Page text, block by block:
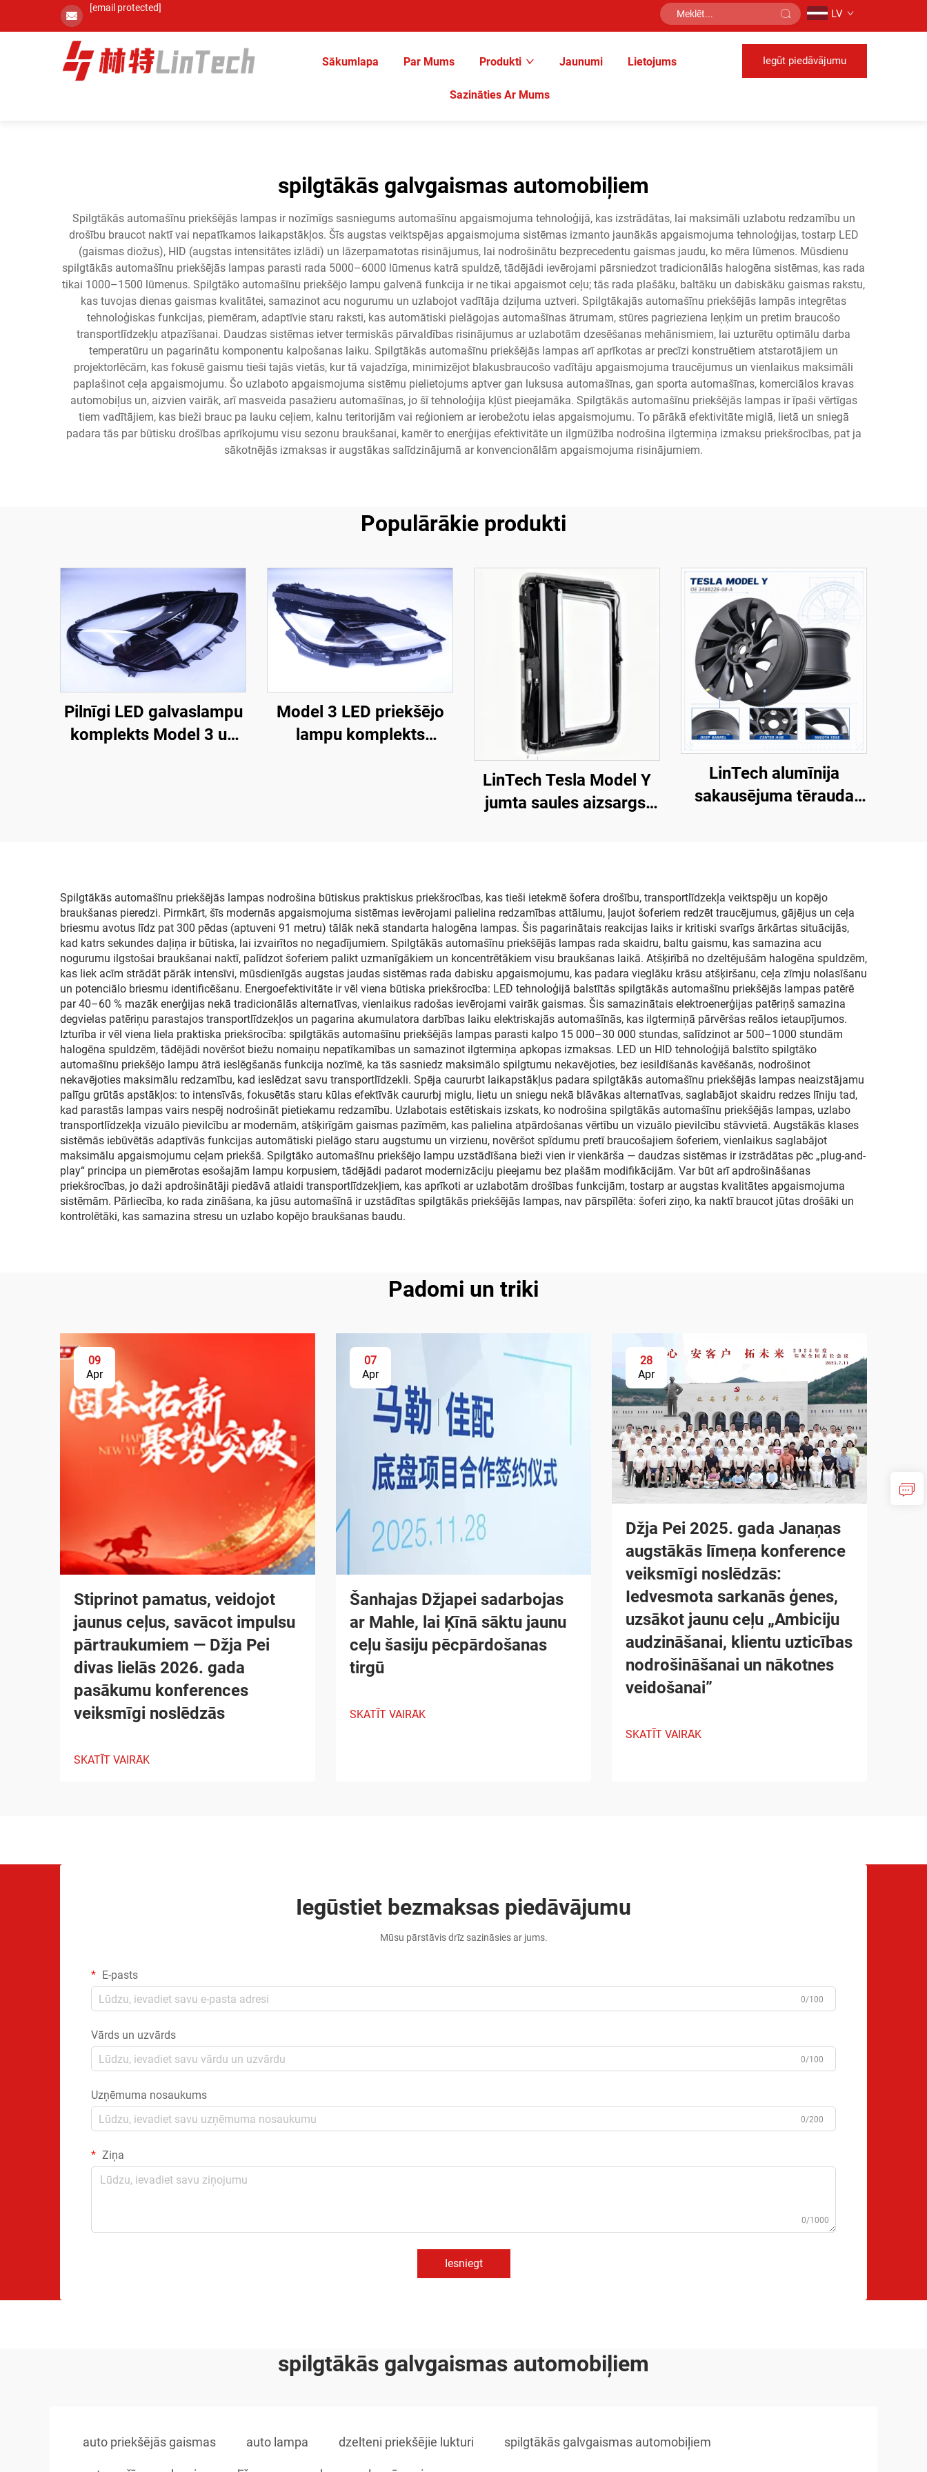
[email protected] LV
Sākumlapa Par Mums Produkti Jaunumi Lietojums
Sazināties Ar Mums
Iegūt piedāvājumu
spilgtākās galvgaismas automobiļiem
Spilgtākās automašīnu priekšējās lampas ir nozīmīgs sasniegums automašīnu apgaismojuma tehnoloģijā, kas izstrādātas, lai maksimāli uzlabotu redzamību un
drošību braucot naktī vai nepatīkamos laikapstākļos. Šīs augstas veiktspējas apgaismojuma sistēmas izmanto jaunākās apgaismojuma tehnoloģijas, tostarp LED
(gaismas diožus), HID (augstas intensitātes izlādi) un lāzerpamatotas risinājumus, lai nodrošinātu bezprecedentu gaismas jaudu, ko mēra lūmenos. Mūsdienu
spilgtākās automašīnu priekšējās lampas parasti rada 5000–6000 lūmenus katrā spuldzē, tādējādi ievērojami pārsniedzot tradicionālās halogēna sistēmas, kas rada
tikai 1000–1500 lūmenus. Spilgtāko automašīnu priekšējo lampu galvenā funkcija ir ne tikai apgaismot ceļu; tās rada plašāku, baltāku un dabiskāku gaismas rakstu,
kas tuvojas dienas gaismas kvalitātei, samazinot acu nogurumu un uzlabojot vadītāja dziļuma uztveri. Spilgtākajās automašīnu priekšējās lampās integrētas
tehnoloģiskas funkcijas, piemēram, adaptīvie staru raksti, kas automātiski pielāgojas automašīnas ātrumam, stūres pagrieziena leņķim un pretim braucošo
transportlīdzekļu atpazīšanai. Daudzas sistēmas ietver termiskās pārvaldības risinājumus ar uzlabotām dzesēšanas mehānismiem, lai uzturētu optimālu darba
temperatūru un pagarinātu komponentu kalpošanas laiku. Spilgtākās automašīnu priekšējās lampas arī aprīkotas ar precīzi konstruētiem atstarotājiem un
projektorlēcām, kas fokusē gaismu tieši tajās vietās, kur tā vajadzīga, minimizējot blakusbraucošo vadītāju apgaismojuma traucējumus un vienlaikus maksimāli
paplašinot ceļa apgaismojumu. Šo uzlaboto apgaismojuma sistēmu pielietojums aptver gan luksusa automašīnas, gan sporta automašīnas, komerciālos kravas
automobiļus un, aizvien vairāk, arī masveida pasažieru automašīnas, jo šī tehnoloģija kļūst pieejamāka. Spilgtākās automašīnu priekšējās lampas ir īpaši vērtīgas
tiem vadītājiem, kas bieži brauc pa lauku ceļiem, kalnu teritorijām vai reģioniem ar ierobežotu ielas apgaismojumu. To pārākā efektivitāte miglā, lietā un sniegā
padara tās par būtisku drošības aprīkojumu visu sezonu braukšanai, kamēr to enerģijas efektivitāte un ilgmūžība nodrošina ilgtermiņa izmaksu priekšrocības, pat ja
sākotnējās izmaksas ir augstākas salīdzinājumā ar konvencionālām apgaismojuma risinājumiem.
Populārākie produkti
Pilnīgi LED galvaslampu
komplekts Model 3 un
galvaslampu
aizvietošana
Model 3 LED priekšējo
lampu komplekts
LinTech Tesla Model Y
jumta saules aizsargs,
LinTech alumīnija
sakausējuma tērauda
Spilgtākās automašīnu priekšējās lampas nodrošina būtiskus praktiskus priekšrocības, kas tieši ietekmē šofera drošību, transportlīdzekļa veiktspēju un kopējo
braukšanas pieredzi. Pirmkārt, šīs modernās apgaismojuma sistēmas ievērojami palielina redzamības attālumu, ļaujot šoferiem redzēt traucējumus, gājējus un ceļa
briesmu avotus līdz pat 300 pēdas (aptuveni 91 metru) tālāk nekā standarta halogēna lampas. Šis pagarinātais reakcijas laiks ir kritiski svarīgs ārkārtas situācijās,
kad katrs sekundes daļiņa ir būtiska, lai izvairītos no negadījumiem. Spilgtākās automašīnu priekšējās lampas rada skaidru, baltu gaismu, kas samazina acu
nogurumu ilgstošai braukšanai naktī, palīdzot šoferiem palikt uzmanīgākiem un koncentrētākiem visu braukšanas laikā. Atšķirībā no dzeltējušām halogēna spuldzēm,
kas liek acīm strādāt pārāk intensīvi, mūsdienīgās augstas jaudas sistēmas rada dabisku apgaismojumu, kas padara vieglāku krāsu atšķiršanu, ceļa zīmju nolasīšanu
un potenciālo briesmu identificēšanu. Energoefektivitāte ir vēl viena būtiska priekšrocība: LED tehnoloģijā balstītās spilgtākās automašīnu priekšējās lampas patērē
par 40–60 % mazāk enerģijas nekā tradicionālās alternatīvas, vienlaikus radošas ievērojami vairāk gaismas. Šis samazinātais elektroenerģijas patēriņš samazina
degvielas patēriņu parastajos transportlīdzekļos un pagarina akumulatora darbības laiku elektriskajās automašīnās, kas ilgtermiņā pārvēršas reālos ietaupījumos.
Izturība ir vēl viena liela praktiska priekšrocība: spilgtākās automašīnu priekšējās lampas parasti kalpo 15 000–30 000 stundas, salīdzinot ar 500–1000 stundām
halogēna spuldzēm, tādējādi novēršot biežu nomaiņu nepatīkamības un samazinot ilgtermiņa apkopas izmaksas. LED un HID tehnoloģijā balstīto spilgtāko
automašīnu priekšējo lampu ātrā ieslēgšanās funkcija nozīmē, ka tās sasniedz maksimālo spilgtumu nekavējoties, bez iesildīšanās kavēšanās, nodrošinot
nekavējoties maksimālu redzamību, kad ieslēdzat savu transportlīdzekli. Spēja caururbt laikapstākļus padara spilgtākās automašīnu priekšējās lampas neaizstājamu
palīgu grūtās apstākļos: to intensīvās, fokusētās staru kūlas efektīvāk caururbj miglu, lietu un sniegu nekā blāvākas alternatīvas, saglabājot skaidru redzes līniju tad,
kad parastās lampas vairs nespēj nodrošināt pietiekamu redzamību. Uzlabotais estētiskais izskats, ko nodrošina spilgtākās automašīnu priekšējās lampas, uzlabo
transportlīdzekļa vizuālo pievilcību ar modernām, atšķirīgām gaismas pazīmēm, kas palielina atpārdošanas vērtību un vizuālo pievilcību stāvvietā. Augstākās klases
sistēmās iebūvētās adaptīvās funkcijas automātiski pielāgo staru augstumu un virzienu, novēršot spīdumu pretī braucošajiem šoferiem, vienlaikus saglabājot
maksimālu apgaismojumu ceļam priekšā. Spilgtāko automašīnu priekšējo lampu uzstādīšana bieži vien ir vienkārša — daudzas sistēmas ir izstrādātas pēc „plug-and-
play“ principa un piemērotas esošajām lampu korpusiem, tādējādi padarot modernizāciju pieejamu bez plašām modifikācijām. Var būt arī apdrošināšanas
priekšrocības, jo daži apdrošinātāji piedāvā atlaidi transportlīdzekļiem, kas aprīkoti ar uzlabotām drošības funkcijām, tostarp ar augstas kvalitātes apgaismojuma
sistēmām. Pārliecība, ko rada zināšana, ka jūsu automašīnā ir uzstādītas spilgtākās priekšējās lampas, nav pārspīlēta: šoferi ziņo, ka naktī braucot jūtas drošāki un
kontrolētāki, kas samazina stresu un uzlabo kopējo braukšanas baudu.
Padomi un triki
09
Apr
Stiprinot pamatus, veidojot
jaunus ceļus, savācot impulsu
pārtraukumiem — Džja Pei
divas lielās 2026. gada
pasākumu konferences
veiksmīgi noslēdzās
SKATĪT VAIRĀK
07
Apr
Šanhajas Džjapei sadarbojas
ar Mahle, lai Ķīnā sāktu jaunu
ceļu šasiju pēcpārdošanas
tirgū
SKATĪT VAIRĀK
28
Apr
Džja Pei 2025. gada Janaņas
augstākās līmeņa konference
veiksmīgi noslēdzās:
Iedvesmota sarkanās ģenes,
uzsākot jaunu ceļu „Ambiciju
audzināšanai, klientu uzticības
nodrošināšanai un nākotnes
veidošanai”
SKATĪT VAIRĀK
Iegūstiet bezmaksas piedāvājumu
Mūsu pārstāvis drīz sazināsies ar jums.
E-pasts
0/100
Vārds un uzvārds
0/100
Uzņēmuma nosaukums
0/200
Ziņa
0/1000
Iesniegt
spilgtākās galvgaismas automobiļiem
auto priekšējās gaismas auto lampa dzelteni priekšējie lukturi spilgtākās galvgaismas automobiļiem